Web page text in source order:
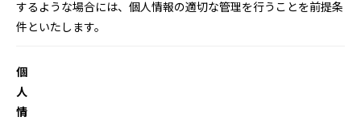
するような場合には、個人情報の適切な管理を行うことを前提条
件といたします。
個
人
情